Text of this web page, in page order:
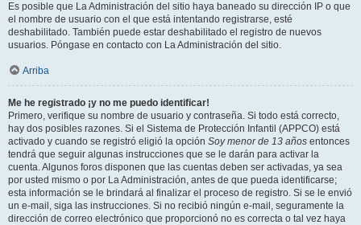
Es posible que La Administración del sitio haya baneado su dirección IP o que
el nombre de usuario con el que está intentando registrarse, esté
deshabilitado. También puede estar deshabilitado el registro de nuevos
usuarios. Póngase en contacto con La Administración del sitio.
Arriba
Me he registrado ¡y no me puedo identificar!
Primero, verifique su nombre de usuario y contraseña. Si todo está correcto,
hay dos posibles razones. Si el Sistema de Protección Infantil (APPCO) está
activado y cuando se registró eligió la opción Soy menor de 13 años entonces
tendrá que seguir algunas instrucciones que se le darán para activar la
cuenta. Algunos foros disponen que las cuentas deben ser activadas, ya sea
por usted mismo o por La Administración, antes de que pueda identificarse;
esta información se le brindará al finalizar el proceso de registro. Si se le envió
un e-mail, siga las instrucciones. Si no recibió ningún e-mail, seguramente la
dirección de correo electrónico que proporcionó no es correcta o tal vez haya